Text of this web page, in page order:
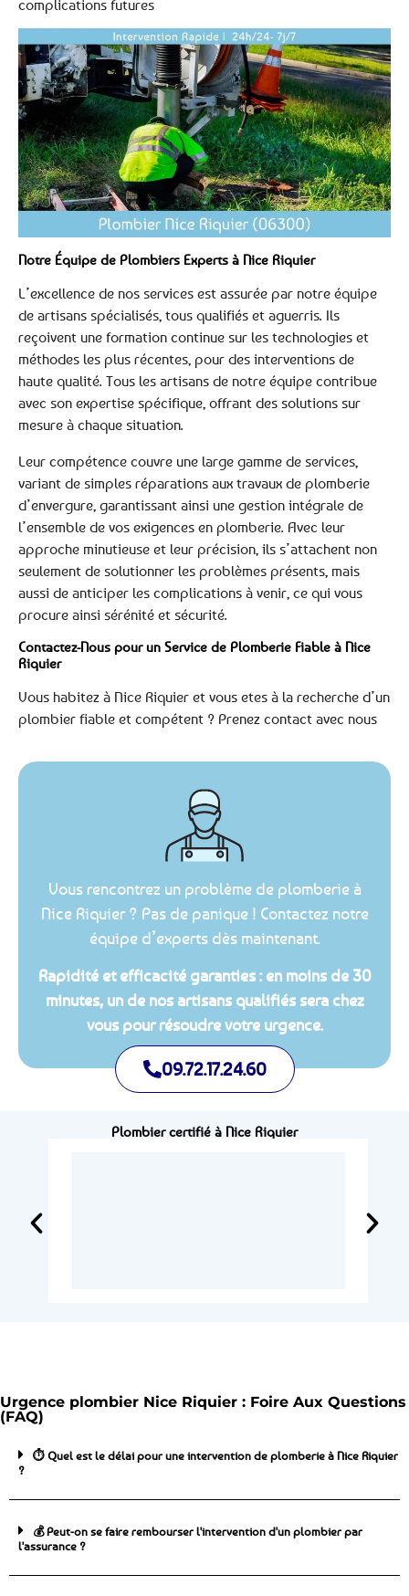
complications futures
Notre Équipe de Plombiers Experts à Nice Riquier
L’excellence de nos services est assurée par notre équipe
de artisans spécialisés, tous qualifiés et aguerris. Ils
reçoivent une formation continue sur les technologies et
méthodes les plus récentes, pour des interventions de
haute qualité. Tous les artisans de notre équipe contribue
avec son expertise spécifique, offrant des solutions sur
mesure à chaque situation.
Leur compétence couvre une large gamme de services,
variant de simples réparations aux travaux de plomberie
d’envergure, garantissant ainsi une gestion intégrale de
l’ensemble de vos exigences en plomberie. Avec leur
approche minutieuse et leur précision, ils s’attachent non
seulement de solutionner les problèmes présents, mais
aussi de anticiper les complications à venir, ce qui vous
procure ainsi sérénité et sécurité.
Contactez-Nous pour un Service de Plomberie Fiable à Nice
Riquier
Vous habitez à Nice Riquier et vous etes à la recherche d’un
plombier fiable et compétent ? Prenez contact avec nous
Vous rencontrez un problème de plomberie à
Nice Riquier ? Pas de panique ! Contactez notre
équipe d’experts dès maintenant.
Rapidité et efficacité garanties : en moins de 30
minutes, un de nos artisans qualifiés sera chez
vous pour résoudre votre urgence.
09.72.17.24.60
Plombier certifié à Nice Riquier
Urgence plombier Nice Riquier : Foire Aux Questions
(FAQ)
⏱️ Quel est le délai pour une intervention de plomberie à Nice Riquier
?
💰 Peut-on se faire rembourser l'intervention d'un plombier par
l'assurance ?